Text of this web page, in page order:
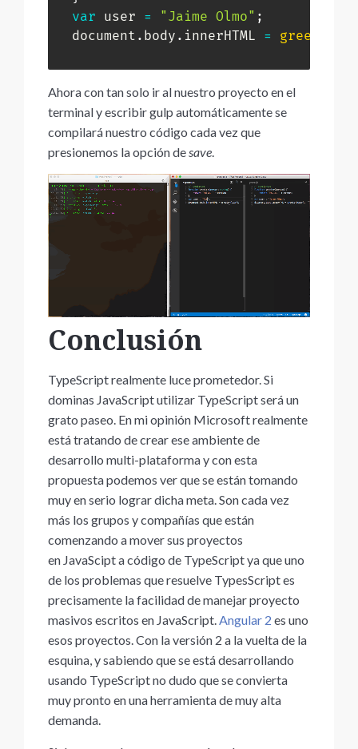
var user = "Jaime Olmo" ;
document . body . innerHTML = greeter
Ahora con tan solo ir al nuestro proyecto en el
terminal y escribir gulp automáticamente se
compilará nuestro código cada vez que
presionemos la opción desave.
Conclusión
TypeScript realmente luce prometedor. Si
dominas JavaScript utilizar TypeScript será un
grato paseo. En mi opinión Microsoft realmente
está tratando de crear ese ambiente de
desarrollo multi-plataforma y con esta
propuesta podemos ver que se están tomando
muy en serio lograr dicha meta. Son cada vez
más los grupos y compañías que están
comenzando a mover sus proyectos
en JavaScipt a código de TypeScript ya que uno
de los problemas que resuelve TypesScript es
precisamente la facilidad de manejar proyecto
masivos escritos en JavaScript.Angular 2 es uno
esos proyectos. Con la versión 2 a la vuelta de la
esquina, y sabiendo que se está desarrollando
usando TypeScript no dudo que se convierta
muy pronto en una herramienta de muy alta
demanda.